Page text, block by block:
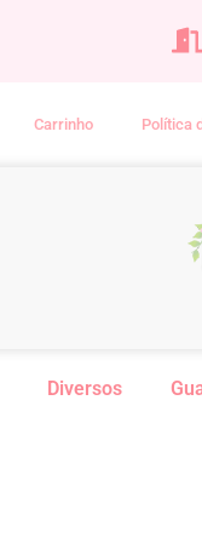
Carrinho Política
Diversos